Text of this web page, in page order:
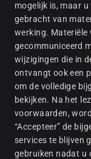
mogelijk is, maar
gebracht van
werking. Materiële
gecommuniceerd
wijzigingen die in
ontvangt ook een
om de volledige
bekijken. Na het
voorwaarden,
“Accepteer” de
services te blijven
gebruiken nadat u